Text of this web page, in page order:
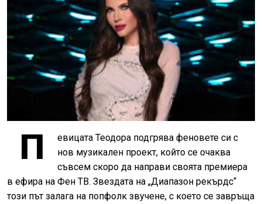
П
евицата Теодора подгрява феновете си с
нов музикален проект, който се очаква
съвсем скоро да направи своята премиера
в ефира на Фен ТВ. Звездата на „Диапазон рекърдс“
този път залага на попфолк звучене, с което се завръща